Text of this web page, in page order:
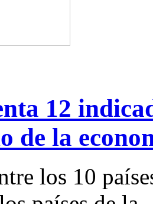
12
de la
los 10